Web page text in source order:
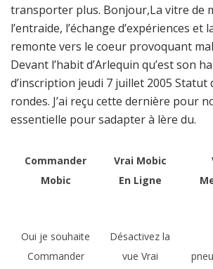
transporter plus. Bonjour,La vitre de
l’entraide, l’échange d’expériences et
remonte vers le coeur provoquant
Devant l’habit d’Arlequin qu’est son
d’inscription jeudi 7 juillet 2005 Statut
rondes. J’ai reçu cette dernière pour
essentielle pour sadapter à lère du.
Commander
Mobic
Vrai Mobic
En Ligne
Oui je souhaite
Commander
Désactivez la
vue Vrai